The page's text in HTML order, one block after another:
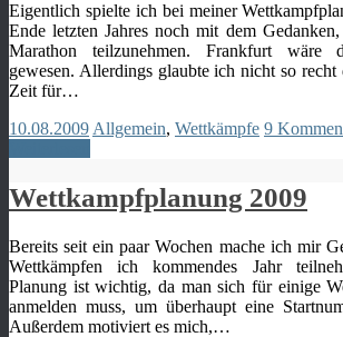
Eigentlich spielte ich bei meiner
Ende letzten Jahres noch mit dem
Marathon teilzunehmen. Frankfurt wäre
gewesen. Allerdings glaubte ich nicht so
Zeit für…
10.08.2009 Allgemein, Wettkämpfe 9
Wettkampfplanung 2009
Bereits seit ein paar Wochen mache ich mir
Wettkämpfen ich kommendes Jahr
Planung ist wichtig, da man sich für einige
anmelden muss, um überhaupt eine
Außerdem motiviert es mich,…